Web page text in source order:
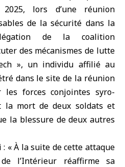
lors d’une réunion
de la sécurité dans la
de la coalition
des mécanismes de lutte
», un individu affilié au
dans le site de la réunion
forces conjointes syro-
la mort de deux soldats et
la blessure de deux autres
« À la suite de cette attaque
l’Intérieur réaffirme sa